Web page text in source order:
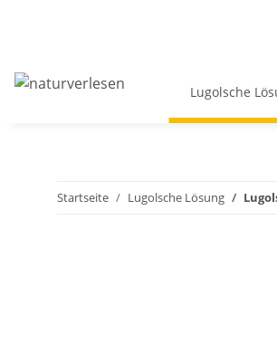
Lugolsche
Startseite Lugolsche Lösung